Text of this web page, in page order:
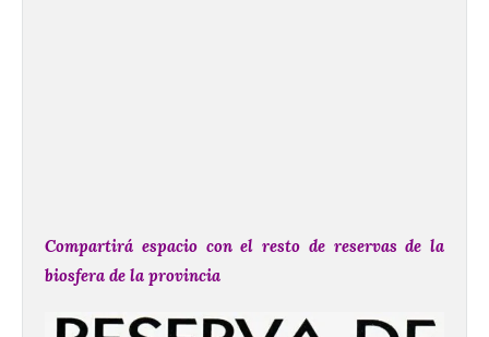
Compartirá espacio con el resto de reservas de la
biosfera de la provincia